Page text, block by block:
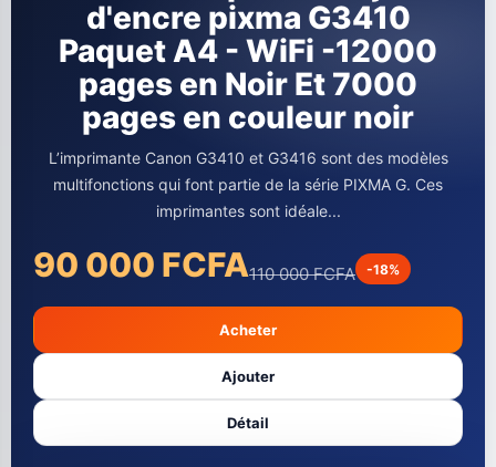
d'encre pixma G3410
Paquet A4 - WiFi -12000
pages en Noir Et 7000
pages en couleur noir
L’imprimante Canon G3410 et G3416 sont des modèles
multifonctions qui font partie de la série PIXMA G. Ces
imprimantes sont idéale...
90 000 FCFA110 000 FCFA -18%
Acheter
Ajouter
Détail